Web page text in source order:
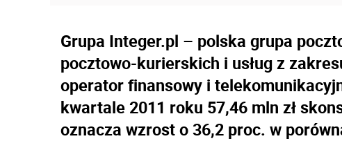
Grupa Integer.pl – polska grupa
pocztowo-kurierskich i usług z
operator finansowy i
kwartale 2011 roku 57,46 mln zł
oznacza wzrost o 36,2 proc. w